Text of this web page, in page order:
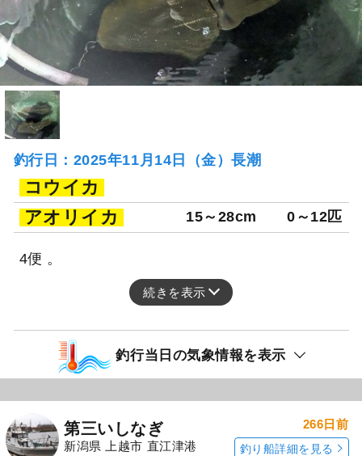
釣行日：2025年11月14日（金）長潮
コウイカ
アオリイカ
15～28cm 0～12匹
4便 。
続きを表示
釣行当日の気象情報を表示
第三いしなぎ
新潟県 上越市 直江津港
266日前
釣り船詳細を見る